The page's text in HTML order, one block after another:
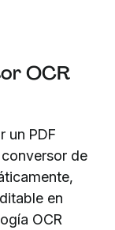
OCR
un PDF
de
en
OCR